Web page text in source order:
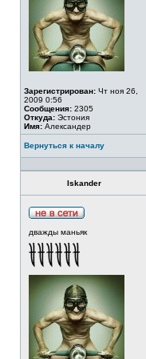
Зарегистрирован: Чт ноя 26,
2009 0:56
Сообщения: 2305
Откуда: Эстония
Имя: Александер
Вернуться к началу
Iskander
дважды маньяк